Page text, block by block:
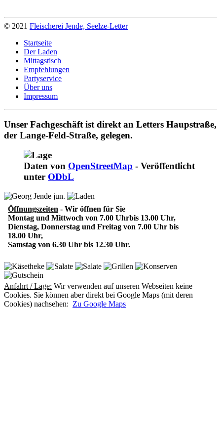
© 2021 Fleischerei Jende, Seelze-Letter
Startseite
Der Laden
Mittagstisch
Empfehlungen
Partyservice
Über uns
Impressum
Unser Fachgeschäft ist direkt an Letters Haupstraße,
der Lange-Feld-Straße, gelegen.
Daten von OpenStreetMap - Veröffentlicht
unter ODbL
Öffnungszeiten - Wir öffnen für Sie
Montag und Mittwoch von 7.00 Uhrbis 13.00 Uhr,
Dienstag, Donnerstag und Freitag von 7.00 Uhr bis
18.00 Uhr,
Samstag von 6.30 Uhr bis 12.30 Uhr.
Anfahrt / Lage: Wir verwenden auf unseren Webseiten keine
Cookies. Sie können aber direkt bei Google Maps (mit deren
Cookies) nachsehen: Zu Google Maps